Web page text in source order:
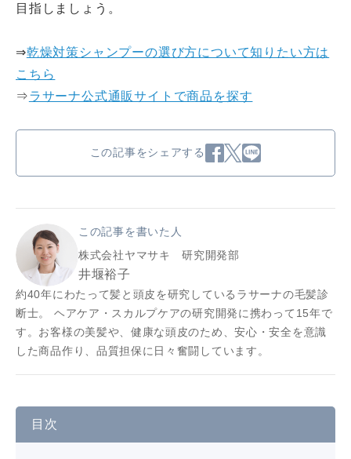
目指しましょう。
⇒乾燥対策シャンプーの選び方について知りたい方は
こちら
⇒ラサーナ公式通販サイトで商品を探す
この記事をシェアする
この記事を書いた人
株式会社ヤマサキ 研究開発部
井堰裕子
約40年にわたって髪と頭皮を研究しているラサーナの毛髪診
断士。 ヘアケア・スカルプケアの研究開発に携わって15年で
す。お客様の美髪や、健康な頭皮のため、安心・安全を意識
した商品作り、品質担保に日々奮闘しています。
目次